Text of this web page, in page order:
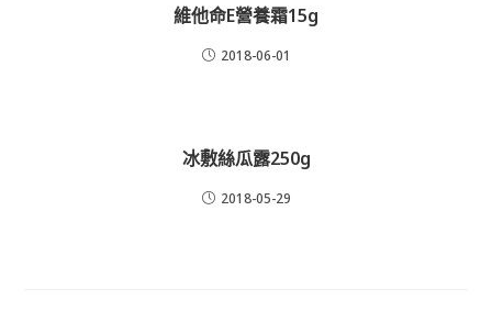
維他命E營養霜15g
2018-06-01
冰敷絲瓜露250g
2018-05-29